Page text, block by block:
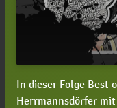
play_arrow #43 Best of
und
In dieser Folge Best
Herrmannsdörfer